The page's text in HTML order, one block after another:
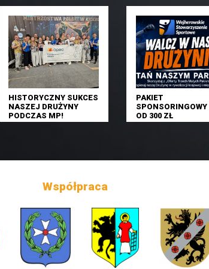
HISTORYCZNY SUKCES
NASZEJ DRUŻYNY
PODCZAS MP!
PAKIET
OD 300 ZŁ
Współpraca